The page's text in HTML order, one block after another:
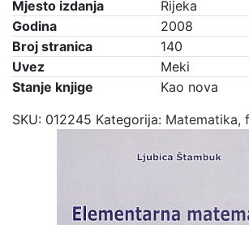
Mjesto izdanja
Rijeka
Godina
2008
Broj stranica
140
Uvez
Meki
Stanje knjige
Kao nova
SKU: 012245 Kategorija: Matematika,